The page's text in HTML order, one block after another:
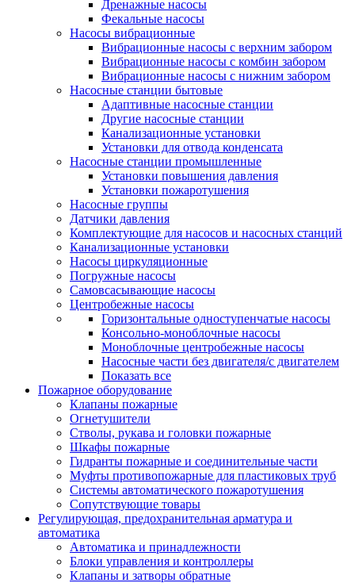
Дренажные насосы
Фекальные насосы
Насосы вибрационные
Вибрационные насосы с верхним забором
Вибрационные насосы с комбин забором
Вибрационные насосы с нижним забором
Насосные станции бытовые
Адаптивные насосные станции
Другие насосные станции
Канализационные установки
Установки для отвода конденсата
Насосные станции промышленные
Установки повышения давления
Установки пожаротушения
Насосные группы
Датчики давления
Комплектующие для насосов и насосных станций
Канализационные установки
Насосы циркуляционные
Погружные насосы
Самовсасывающие насосы
Центробежные насосы
Горизонтальные одноступенчатые насосы
Консольно-моноблочные насосы
Моноблочные центробежные насосы
Насосные части без двигателя/с двигателем
Показать все
Пожарное оборудование
Клапаны пожарные
Огнетушители
Стволы, рукава и головки пожарные
Шкафы пожарные
Гидранты пожарные и соединительные части
Муфты противопожарные для пластиковых труб
Системы автоматического пожаротушения
Сопутствующие товары
Регулирующая, предохранительная арматура и
автоматика
Автоматика и принадлежности
Блоки управления и контроллеры
Клапаны и затворы обратные